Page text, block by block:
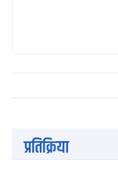
प्रतिक्रिया